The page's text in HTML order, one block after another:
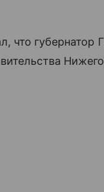
что губернатор